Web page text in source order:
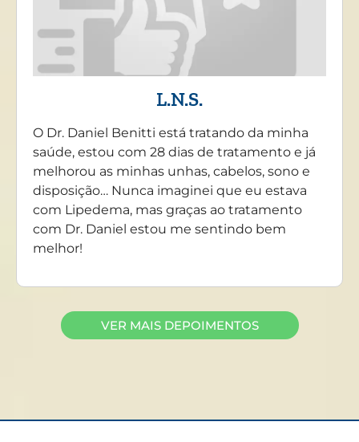
L.N.S.
O Dr. Daniel Benitti está tratando da minha
saúde, estou com 28 dias de tratamento e já
melhorou as minhas unhas, cabelos, sono e
disposição… Nunca imaginei que eu estava
com Lipedema, mas graças ao tratamento
com Dr. Daniel estou me sentindo bem
melhor!
VER MAIS DEPOIMENTOS